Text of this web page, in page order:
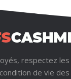
respectez
de vie des